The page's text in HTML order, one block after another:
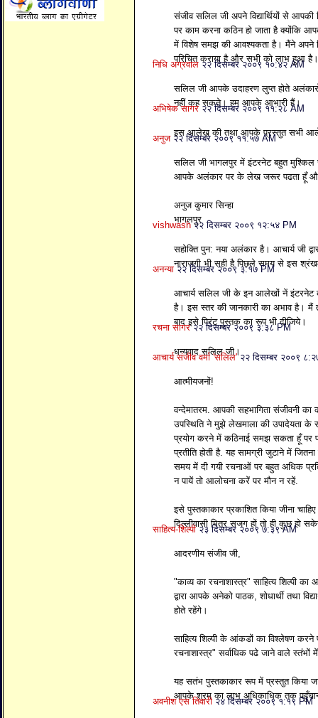
संजीव सलिल जी अपने विद्यार्थियों से
पर काम करना कठिन हो जाता है क्योंकि
में विशेष समझ की आवश्यकता है। मैंने अपने
परिचित कराया है और सभी को लाभ हुआ है।
निधि अग्रवाल २२ दिसम्बर २००९ १०:४२ AM
सलिल जी आपके उदाहरण लुप्त होते
नहीं कह सकते। हम आपके आभारी हैं।
अभिषेक सागर २२ दिसम्बर २००९ ११:२८ AM
इस आलेख की तथा आपके प्रस्तुत सभी
अनुज २२ दिसम्बर २००९ ११:५७ AM
सलिल जी भागलपुर में इंटरनेट बहुत
आपके अलंकार पर के लेख जरूर पढता हूँ
अनुज कुमार सिन्हा
भागलपुर
vishwash २२ दिसम्बर २००९ १२:५४ PM
सहोक्ति पुन: नया अलंकार है। आचार्य जी
नाराजगी भी सही है पिछले समय से इस
अनन्या २२ दिसम्बर २००९ ३:१७ PM
आचार्य सलिल जी के इन आलेखों नें इंटरनेट
है। इस स्तर की जानकारी का अभाव है। मैं
बाद इसे प्रिंट पुस्तक का रूप भी दीजिये।
रचना सागर २२ दिसम्बर २००९ ३:३८ PM
धन्यवाद सलिल जी।
आचार्य संजीव वर्मा 'सलिल' २२ दिसम्बर २००९
आत्मीयजनों!
वन्देमातरम. आपकी सहभागिता संजीवनी
उपस्थिति ने मुझे लेखमाला की उपादेयता के
प्रयोग करने में कठिनाई समझ सकता हूँ पर
प्रतीति होती है. यह सामग्री जुटाने में
समय में दी गयी रचनाओं पर बहुत अधिक
न पायें तो आलोचना करें पर मौन न रहें.
इसे पुस्तकाकार प्रकाशित किया जीना
दिल्लीवासी मित्र सजग हों तो ही कुछ हो
साहित्य-शिल्पी २३ दिसम्बर २००९ ७:३९ AM
आदरणीय संजीव जी,
"काव्य का रचनाशास्त्र" साहित्य शिल्पी
द्वारा आपके अनेको पाठक, शोधार्थी तथा
होते रहेंगे।
साहित्य शिल्पी के आंकडों का विश्लेषण करने
रचनाशास्त्र" सर्वाधिक पढे जाने वाले स्तंभों
यह सतंभ पुस्तकाकार रूप में प्रस्तुत किया
आपके श्रम का लाभ अधिकाधिक तक पहुँचाना
अवनीश एस तिवारी २४ दिसम्बर २००९ १:१९ PM